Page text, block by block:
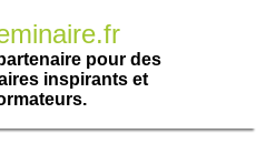
pour des
inspirants et